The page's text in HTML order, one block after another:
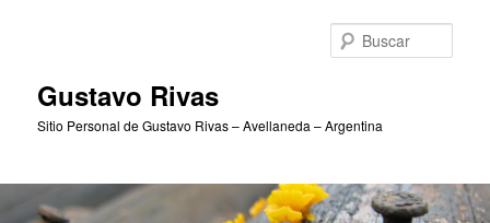
Gustavo Rivas
Sitio Personal de Gustavo Rivas – Avellaneda – Argentina